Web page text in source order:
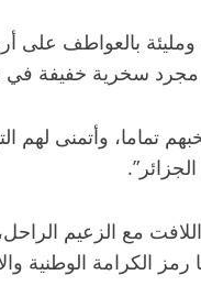
ومليئة بالعواطف
سخرية خفيفة
تماما، وأتمنى
اللافت مع الزعيم
الكرامة الوطنية